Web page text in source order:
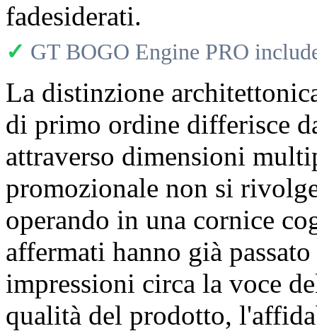
fadesiderati.
✓ GT BOGO Engine PRO
La distinzione
di primo ordine differisce
attraverso dimensioni
promozionale non si
operando in una cornice
affermati hanno già
impressioni circa la voce
qualità del prodotto,